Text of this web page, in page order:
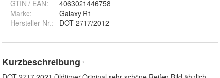
GTIN / EAN:
4063021446758
Marke:
Galaxy R1
Hersteller Nr.:
DOT 2717/2012
Kurzbeschreibung *